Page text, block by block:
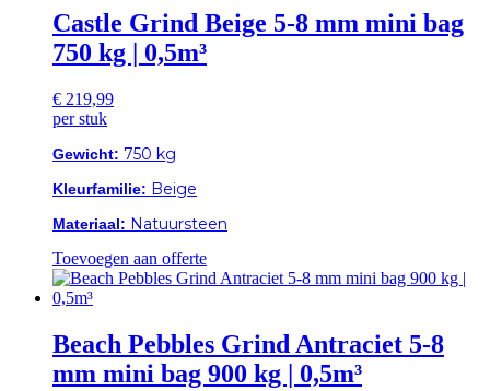
Castle Grind Beige 5-8 mm mini bag
750 kg | 0,5m³
€ 219,99
per stuk
Gewicht: 750 kg
Kleurfamilie: Beige
Materiaal: Natuursteen
Toevoegen aan offerte
Beach Pebbles Grind Antraciet 5-8
mm mini bag 900 kg | 0,5m³